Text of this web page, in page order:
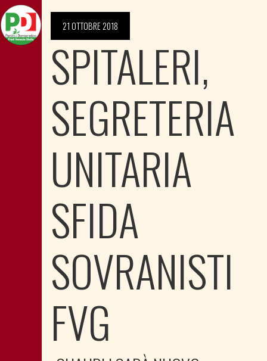
21 OTTOBRE 2018
SPITALERI,
SEGRETERIA
UNITARIA
SFIDA
SOVRANISTI
FVG